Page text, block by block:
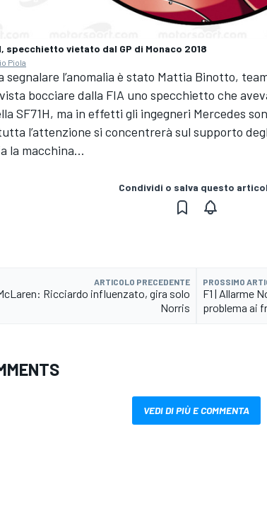
specchietto vietato dal GP di Monaco 2018
Piola
segnalare l’anomalia è stato Mattia Binotto,
bocciare dalla FIA uno specchietto che
SF71H, ma in effetti gli ingegneri Mercedes
l’attenzione si concentrerà sul supporto
la macchina…
Condividi o salva questo
ARTICOLO PRECEDENTE
Ricciardo influenzato, gira solo
Norris
PROSSIMO
F1 | Allarme
problema ai
VEDI DI PIÙ E COMMENTA